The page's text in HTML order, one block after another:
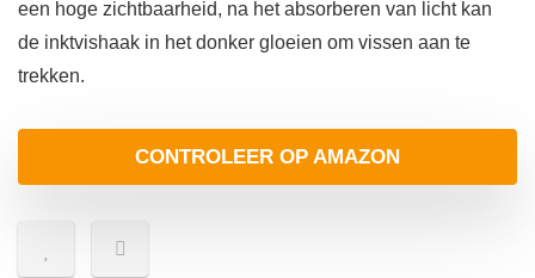
een hoge zichtbaarheid, na het absorberen van licht kan
de inktvishaak in het donker gloeien om vissen aan te
trekken.
CONTROLEER OP AMAZON